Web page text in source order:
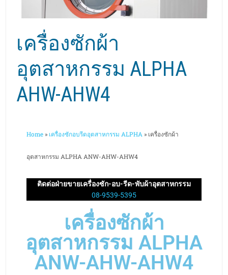
เครื่องซักผ้า
อุตสาหกรรม ALPHA
AHW-AHW4
Home » เครื่องซักอบรีดอุตสาหกรรม ALPHA » เครื่องซักผ้า
อุตสาหกรรม ALPHA ANW-AHW-AHW4
ติดต่อฝ่ายขายเครื่องซัก-อบ-รีด-พับผ้าอุตสาหกรรม
08-9539-5395
เครื่องซักผ้า
อุตสาหกรรม ALPHA
ANW-AHW-AHW4